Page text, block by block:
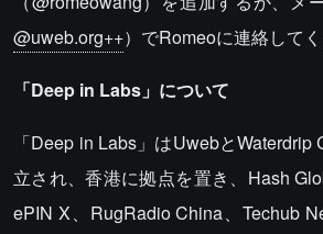
@uweb.org++）でRomeoに連絡してく
「Deep in Labs」について
「Deep in Labs」はUwebと
立され、香港に拠点を置き、Hash
ePIN X、RugRadio China、Techub